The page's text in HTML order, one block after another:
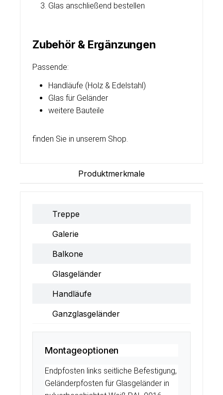
Glas anschließend bestellen
Zubehör & Ergänzungen
Passende:
Handläufe (Holz & Edelstahl)
Glas für Geländer
weitere Bauteile
finden Sie in unserem Shop.
Produktmerkmale
Treppe
Galerie
Balkone
Glasgeländer
Handläufe
Ganzglasgeländer
Montageoptionen
Endpfosten links seitliche Befestigung,
Geländerpfosten für Glasgeländer in